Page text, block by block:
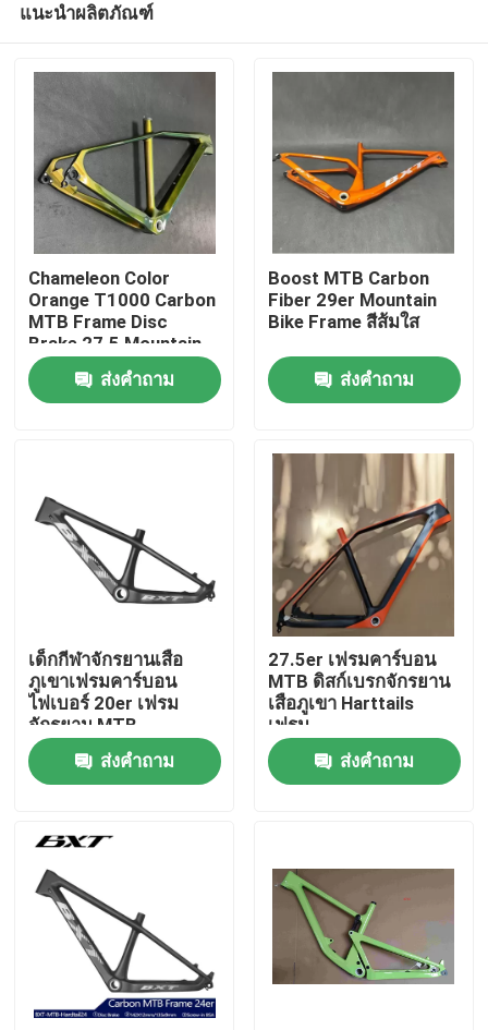
บ้าน
เกี่ยวกับเรา
ทัวร์โรงงาน
การควบคุมคุณภาพ
ติดต่อเรา
จักรยานเสือภูเขาคาร์บอน
จักรยานเสือหมอบคาร์บอน
เฟรมเสือหมอบคาร์บอน
แนะนำผลิตภัณฑ์
Chameleon Color
Orange T1000 Carbon
MTB Frame Disc
Brake 27.5 Mountain
Bicycle Carbon Frame
ส่งคำถาม
Boost MTB Carbon
Fiber 29er Mountain
Bike Frame สีส้มใส
ส่งคำถาม
เด็กกีฬาจักรยานเสือ
ภูเขาเฟรมคาร์บอน
ไฟเบอร์ 20er เฟรม
จักรยาน MTB
ส่งคำถาม
27.5er เฟรมคาร์บอน
MTB ดิสก์เบรกจักรยาน
เสือภูเขา Harttails
เฟรม
ส่งคำถาม